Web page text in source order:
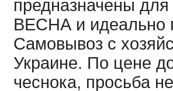
предназначены
ВЕСНА и идеально
Самовывоз с
Украине. По цене
чеснока, просьба